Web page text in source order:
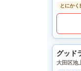
とにかく
グッド
大田区池